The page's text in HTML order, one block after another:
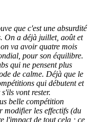
que c'est une absurdité
On a déjà juillet, août et
va avoir quatre mois
pour son équilibre.
qui ne pensent plus
de calme. Déjà que le
qui débutent et
vont rester.
belle compétition
modifier les effectifs (du
l'impact de tout cela ; ce